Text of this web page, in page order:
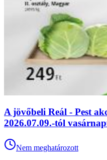
A jövőbeli Reál - Pest
2026.07.09.-tól
Nem meghatározott